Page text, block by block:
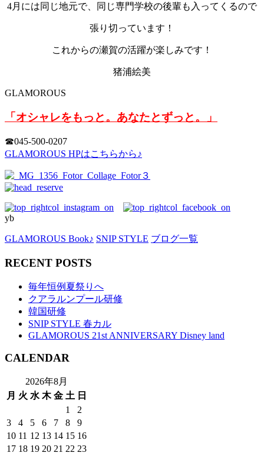
4月には同じ地元で、同じ専門学校の後輩も入ってくるので
張り切っています！
これからの瀬賀の活躍が楽しみです！
猪浦絵美
GLAMOROUS
「オシャレをもっと。あなたとずっと。」
☎︎045-500-0207
GLAMOROUS HPはこちらから♪
yb
GLAMOROUS Book♪ SNIP STYLE ブログ一覧
RECENT POSTS
毎年恒例夏祭りへ
クアラルンプール研修
韓国研修
SNIP STYLE 春カル
GLAMOROUS 21st ANNIVERSARY Disney land
CALENDAR
2026年8月
月 火 水 木 金 土 日
1
2
3
4 5 6 7 8
9
10 11 12 13 14 15 16
17 18 19 20 21 22 23